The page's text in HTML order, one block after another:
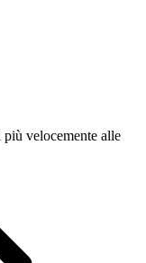
velocemente alle